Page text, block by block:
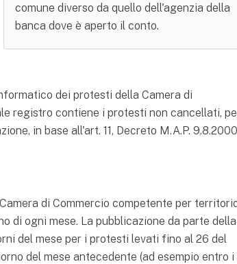
comune diverso da quello dell'agenzia della
banca dove è aperto il conto.
dei protesti della Camera di
registro contiene i protesti non cancellati,
in base all'art. 11, Decreto M.A.P.
di Commercio competente per
di ogni mese. La pubblicazione da parte della
del mese per i protesti levati fino al 26 del
del mese antecedente (ad esempio entro i